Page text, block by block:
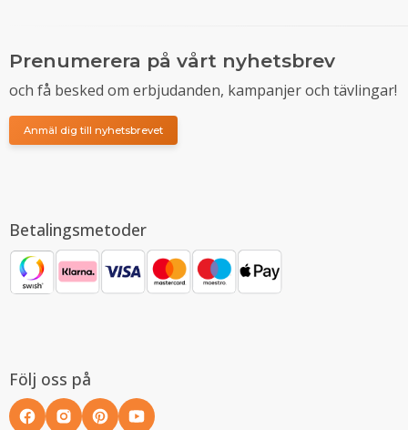
Prenumerera på vårt nyhetsbrev
och få besked om erbjudanden, kampanjer och tävlingar!
Anmäl dig till nyhetsbrevet
Betalingsmetoder
Följ oss på